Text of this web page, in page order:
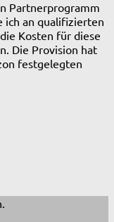
Partnerprogramm
ich an qualifizierten
Kosten für diese
Die Provision hat
festgelegten